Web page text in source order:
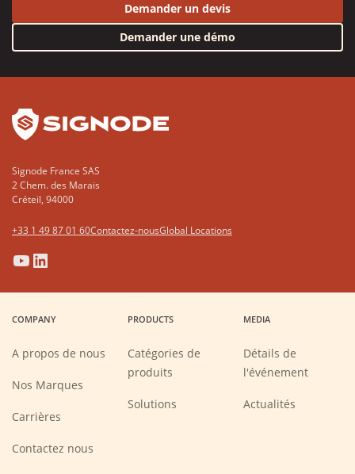
Demander un devis
Demander une démo
Signode France SAS
2 Chem. des Marais
Créteil, 94000
+33 1 49 87 01 60Contactez-nousGlobal Locations
(Opens
in
new
window)
(Opens
in
new
window)
(Opens
in
new
window)
(Opens
in
new
window)
COMPANY
A propos de nous
Nos Marques
Carrières
new
Contactez nous
PRODUCTS
Catégories de
produits
Solutions
MEDIA
Détails de
l'événement
Actualités